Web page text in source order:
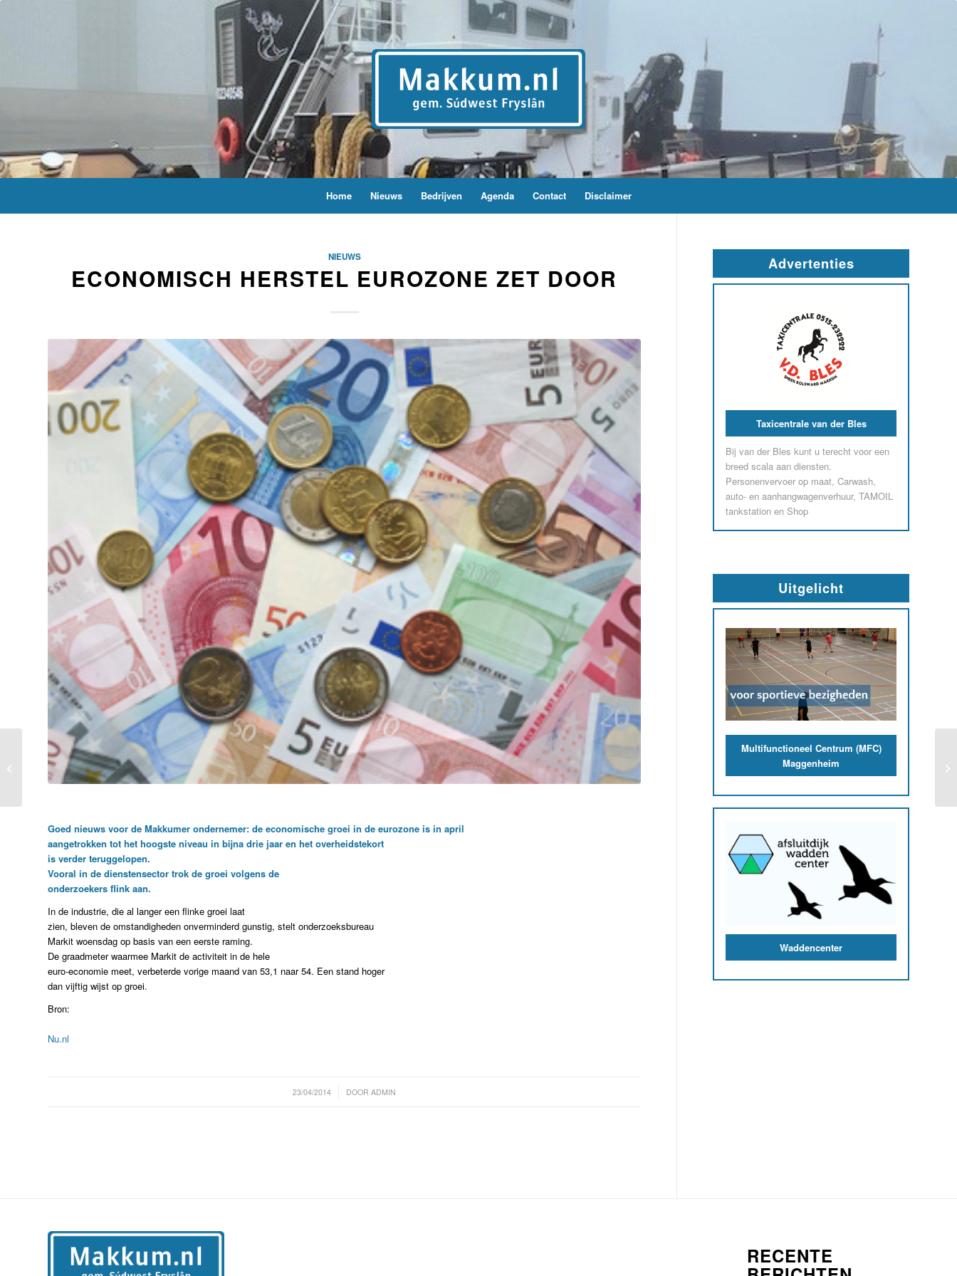
Home Nieuws Bedrijven Agenda Contact Disclaimer
NIEUWS
ECONOMISCH HERSTEL EUROZONE ZET DOOR
Goed nieuws voor de Makkumer ondernemer: de economische groei in de eurozone is in april
aangetrokken tot het hoogste niveau in bijna drie jaar en het overheidstekort
is verder teruggelopen.
Vooral in de dienstensector trok de groei volgens de
onderzoekers flink aan.
In de industrie, die al langer een flinke groei laat
zien, bleven de omstandigheden onverminderd gunstig, stelt onderzoeksbureau
Markit woensdag op basis van een eerste raming.​
De graadmeter waarmee Markit de activiteit in de hele
euro-economie meet, verbeterde vorige maand van 53,1 naar 54. Een stand hoger
dan vijftig wijst op groei.
Bron:
Nu.nl
23/04/2014
/ DOORADMIN
Advertenties
Garage & Avia Station Horjus
Alles onder één dak bij Bosch Car
Service Horjus Voor onderhoud of pech,
Horjus helpt u snel weer op weg
De Boer RVS
De Afsluitdijk
RECENTE
Zwanenpaar moet nieuw
nest bouwen